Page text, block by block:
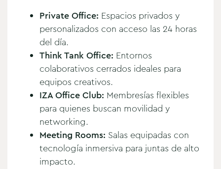
Private Office: Espacios privados y
personalizados con acceso las 24 horas
del día.
Think Tank Office: Entornos
colaborativos cerrados ideales para
equipos creativos.
IZA Office Club: Membresías flexibles
para quienes buscan movilidad y
networking.
Meeting Rooms: Salas equipadas con
tecnología inmersiva para juntas de alto
impacto.